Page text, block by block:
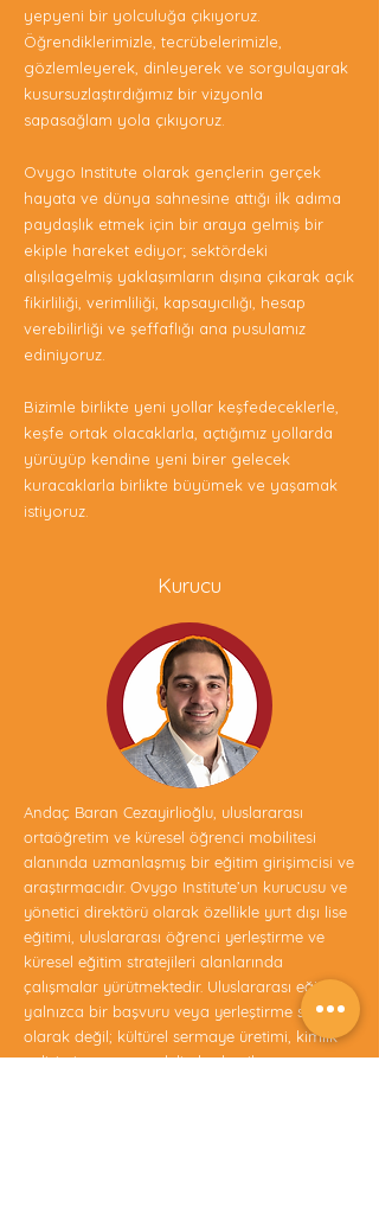
yepyeni bir yolculuğa çıkıyoruz.
Öğrendiklerimizle, tecrübelerimizle,
gözlemleyerek, dinleyerek ve sorgulayarak
kusursuzlaştırdığımız bir vizyonla
sapasağlam yola çıkıyoruz.
Ovygo Institute olarak gençlerin gerçek
hayata ve dünya sahnesine attığı ilk adıma
paydaşlık etmek için bir araya gelmiş bir
ekiple hareket ediyor; sektördeki
alışılagelmiş yaklaşımların dışına çıkarak açık
fikirliliği, verimliliği, kapsayıcılığı, hesap
verebilirliği ve şeffaflığı ana pusulamız
ediniyoruz.
Bizimle birlikte yeni yollar keşfedeceklerle,
keşfe ortak olacaklarla, açtığımız yollarda
yürüyüp kendine yeni birer gelecek
kuracaklarla birlikte büyümek ve yaşamak
istiyoruz.
Kurucu
Andaç Baran Cezayirlioğlu, uluslararası
ortaöğretim ve küresel öğrenci mobilitesi
alanında uzmanlaşmış bir eğitim girişimcisi ve
araştırmacıdır. Ovygo Institute’un kurucusu ve
yönetici direktörü olarak özellikle yurt dışı lise
eğitimi, uluslararası öğrenci yerleştirme ve
küresel eğitim stratejileri alanlarında
çalışmalar yürütmektedir. Uluslararası eğitimi
yalnızca bir başvuru veya yerleştirme süreci
olarak değil; kültürel sermaye üretimi, kimlik
gelişimi ve uzun vadeli akademik